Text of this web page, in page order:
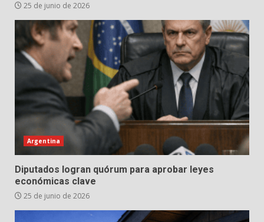
25 de junio de 2026
Argentina
Diputados logran quórum para aprobar leyes
económicas clave
25 de junio de 2026